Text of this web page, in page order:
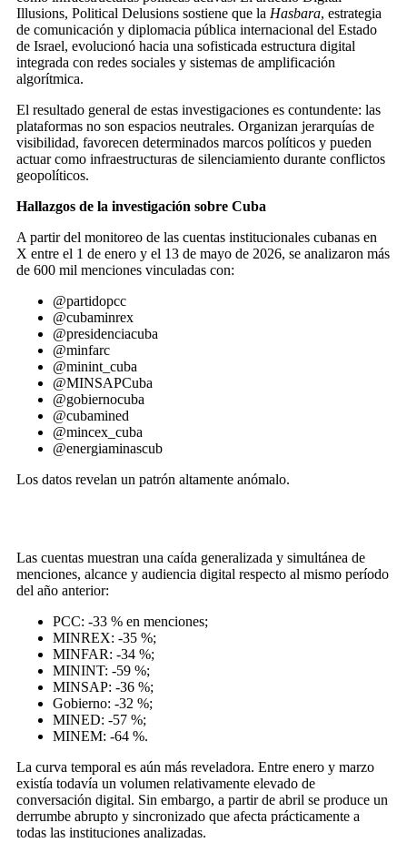
Illusions, Political Delusions sostiene que la Hasbara, estrategia
de comunicación y diplomacia pública internacional del Estado
de Israel, evolucionó hacia una sofisticada estructura digital
integrada con redes sociales y sistemas de amplificación
algorítmica.
El resultado general de estas investigaciones es contundente: las
plataformas no son espacios neutrales. Organizan jerarquías de
visibilidad, favorecen determinados marcos políticos y pueden
actuar como infraestructuras de silenciamiento durante conflictos
geopolíticos.
Hallazgos de la investigación sobre Cuba
A partir del monitoreo de las cuentas institucionales cubanas en
X entre el 1 de enero y el 13 de mayo de 2026, se analizaron más
de 600 mil menciones vinculadas con:
@partidopcc
@cubaminrex
@presidenciacuba
@minfarc
@minint_cuba
@MINSAPCuba
@gobiernocuba
@cubamined
@mincex_cuba
@energiaminascub
Los datos revelan un patrón altamente anómalo.
Las cuentas muestran una caída generalizada y simultánea de
menciones, alcance y audiencia digital respecto al mismo período
del año anterior:
PCC: -33 % en menciones;
MINREX: -35 %;
MINFAR: -34 %;
MININT: -59 %;
MINSAP: -36 %;
Gobierno: -32 %;
MINED: -57 %;
MINEM: -64 %.
La curva temporal es aún más reveladora. Entre enero y marzo
existía todavía un volumen relativamente elevado de
conversación digital. Sin embargo, a partir de abril se produce un
derrumbe abrupto y sincronizado que afecta prácticamente a
todas las instituciones analizadas.